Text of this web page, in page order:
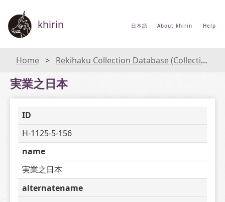
khirin 日本語 About khirin Help
Home Rekihaku Collection Database (Collections Database of the National Museum of Japanese History)
実業之日本
ID
H-1125-5-156
name
実業之日本
alternatename